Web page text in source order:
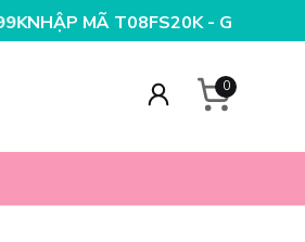
NGAY 25K CHO ĐƠN HÀNG
0